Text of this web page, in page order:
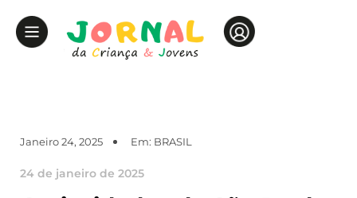
Janeiro 24, 2025 Em: BRASIL
24 de janeiro de 2025